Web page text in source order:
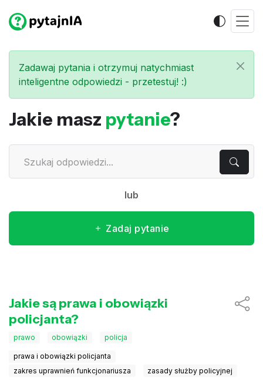
Zadawaj pytania i otrzymuj natychmiast
inteligentne odpowiedzi - przetestuj! :)
Jakie masz pytanie?
lub
Zadaj pytanie
Jakie są prawa i obowiązki
policjanta?
prawo obowiązki policja
prawa i obowiązki policjanta
zakres uprawnień funkcjonariusza
zasady służby policyjnej